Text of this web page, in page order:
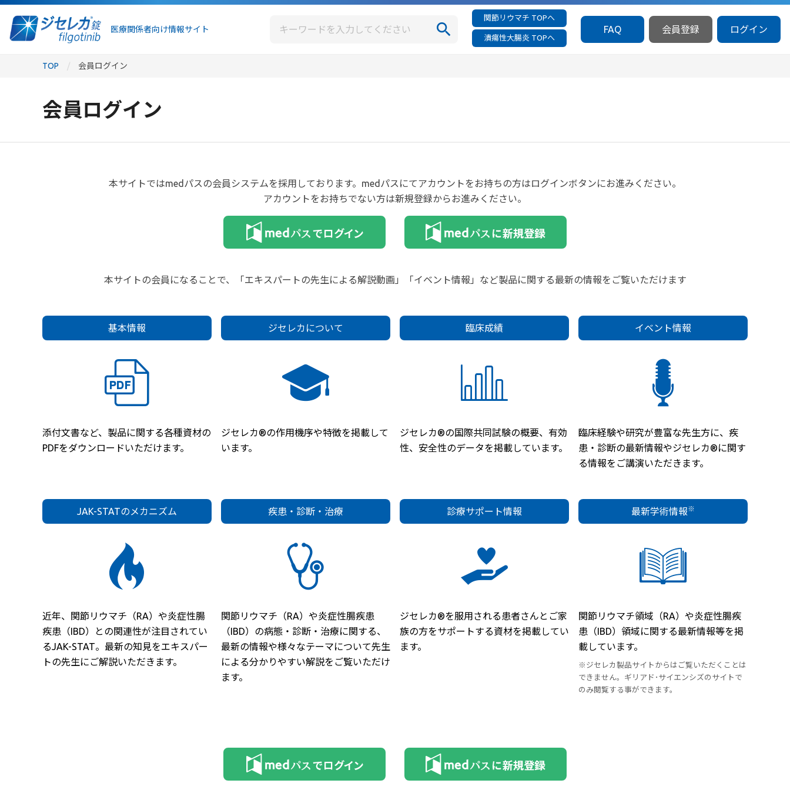
医療関係者向け情報サイト
関節リウマチ TOPへ
潰瘍性大腸炎 TOPへ
FAQ 会員登録 ログイン
TOP 会員ログイン
会員ログイン
本サイトではmedパスの会員システムを採用しております。medパスにてアカウントをお持ちの方はログインボタンにお進みください。
アカウントをお持ちでない方は新規登録からお進みください。
本サイトの会員になることで、「エキスパートの先生による解説動画」「イベント情報」など製品に関する最新の情報をご覧いただけます
基本情報
添付文書など、製品に関する各種資材の
PDFをダウンロードいただけます。
ジセレカについて
ジセレカ®の作用機序や特徴を掲載して
います。
臨床成績
ジセレカ®の国際共同試験の概要、有効
性、安全性のデータを掲載しています。
イベント情報
臨床経験や研究が豊富な先生方に、疾
患・診断の最新情報やジセレカ®に関す
る情報をご講演いただきます。
JAK-STATのメカニズム
近年、関節リウマチ（RA）や炎症性腸
疾患（IBD）との関連性が注目されてい
るJAK-STAT。最新の知見をエキスパー
トの先生にご解説いただきます。
疾患・診断・治療
関節リウマチ（RA）や炎症性腸疾患
（IBD）の病態・診断・治療に関する、
最新の情報や様々なテーマについて先生
による分かりやすい解説をご覧いただけ
ます。
診療サポート情報
ジセレカ®を服用される患者さんとご家
族の方をサポートする資材を掲載してい
ます。
最新学術情報※
関節リウマチ領域（RA）や炎症性腸疾
患（IBD）領域に関する最新情報等を掲
載しています。
※ジセレカ製品サイトからはご覧いただくことは
できません。ギリアド･サイエンシズのサイトで
のみ閲覧する事ができます。